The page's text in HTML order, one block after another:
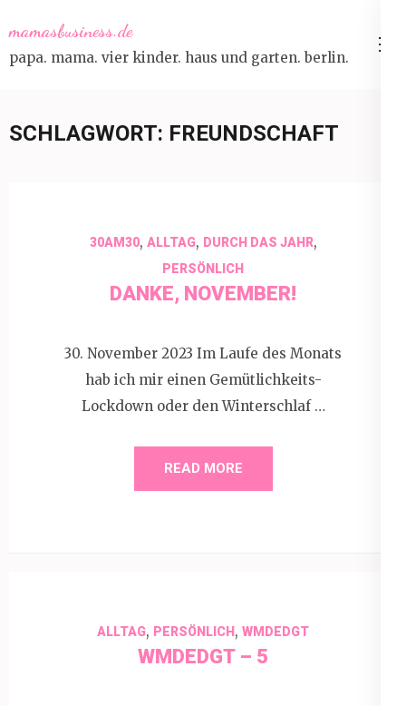
to
content
mamasbusiness.de
papa. mama. vier kinder. haus und garten. berlin.
SCHLAGWORT: FREUNDSCHAFT
30AM30, ALLTAG, DURCH DAS JAHR,
PERSÖNLICH
DANKE, NOVEMBER!
30. November 2023 Im Laufe des Monats
hab ich mir einen Gemütlichkeits-
Lockdown oder den Winterschlaf …
READ MORE
ALLTAG, PERSÖNLICH, WMDEDGT
WMDEDGT – 5